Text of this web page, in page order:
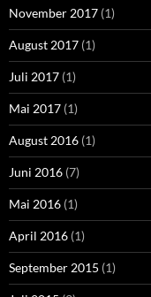
November 2017 (1)
August 2017 (1)
Juli 2017 (1)
Mai 2017 (1)
August 2016 (1)
Juni 2016 (7)
Mai 2016 (1)
April 2016 (1)
September 2015 (1)